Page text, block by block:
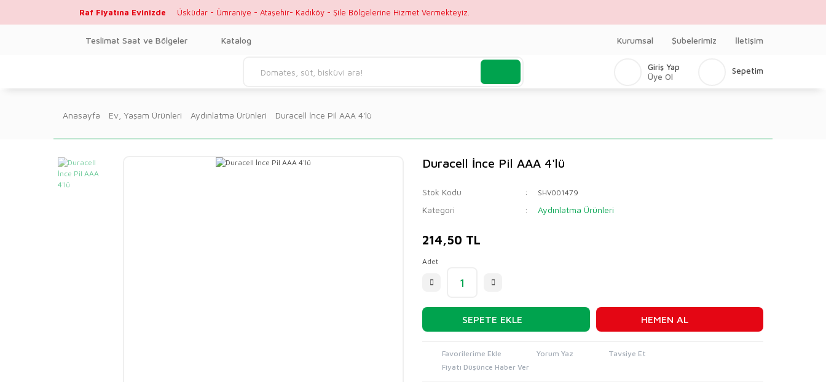
Raf Fiyatına Evinizde Üsküdar - Ümraniye - Ataşehir- Kadıköy - Şile Bölgelerine Hizmet Vermekteyiz.
Teslimat Saat ve Bölgeler Katalog Kurumsal Şubelerimiz İletişim
Giriş Yap
Üye Ol
Sepetim
Anasayfa Ev, Yaşam Ürünleri Aydınlatma Ürünleri Duracell İnce Pil AAA 4'lü
Duracell İnce Pil AAA 4'lü
Stok Kodu SHV001479
Kategori Aydınlatma Ürünleri
214,50 TL
Adet
SEPETE EKLE HEMEN AL
Yorum Yaz
Tavsiye Et
Fiyatı Düşünce Haber Ver